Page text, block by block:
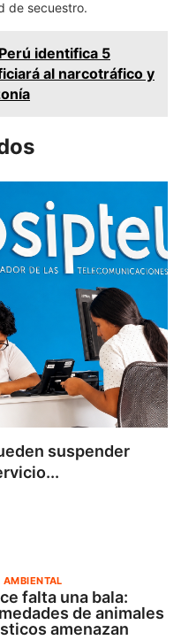
de secuestro.
identifica 5
al narcotráfico y
suspender
AMBIENTAL
falta una bala:
de animales
amenazan